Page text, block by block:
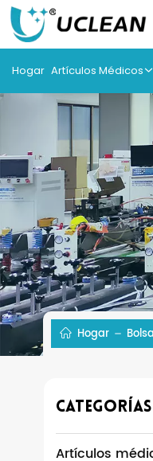
Hogar Artículos Médicos
Hogar
Categorías
Artículos